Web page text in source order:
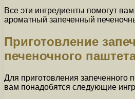
Все эти ингредиенты помогут
ароматный запеченный
Приготовление
печеночного
Для приготовления запеченного
вам понадобятся следующие